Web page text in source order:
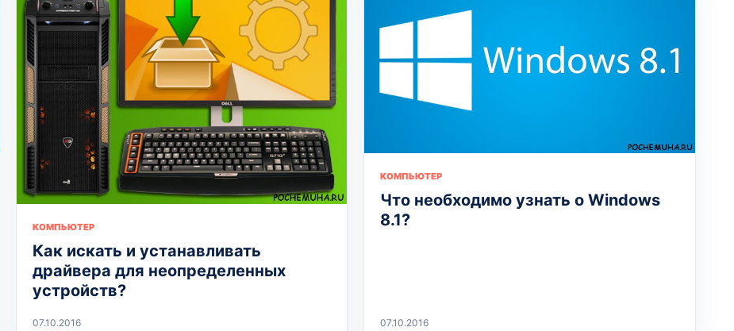
КОМПЬЮТЕР
Как искать и устанавливать
драйвера для неопределенных
устройств?
07.10.2016
КОМПЬЮТЕР
Что необходимо узнать о Windows
8.1?
07.10.2016